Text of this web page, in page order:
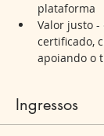
plataforma
Valor justo -
certificado,
apoiando o
Ingressos